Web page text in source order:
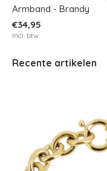
Armband - Brandy
€34,95
Incl. btw
Recente artikelen